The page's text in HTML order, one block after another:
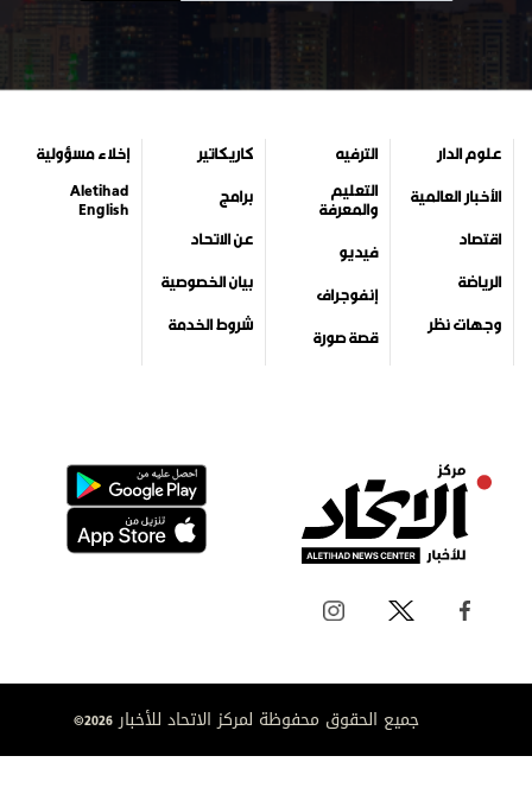
علوم الدار
الأخبار العالمية
اقتصاد
الرياضة
وجهات نظر
الترفيه
التعليم
والمعرفة
فيديو
إنفوجراف
قصة صورة
كاريكاتير
برامج
عن الاتحاد
بيان الخصوصية
شروط الخدمة
إخلاء مسؤولية
Aletihad
English
جميع الحقوق محفوظة لمركز الاتحاد للأخبار 2026©